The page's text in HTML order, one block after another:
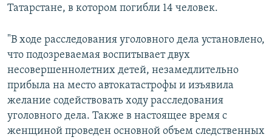
Татарстане, в котором погибли 14 человек.
"В ходе расследования уголовного дела установлено,
что подозреваемая воспитывает двух
несовершеннолетних детей, незамедлительно
прибыла на место автокатастрофы и изъявила
желание содействовать ходу расследования
уголовного дела. Также в настоящее время с
женщиной проведен основной объем следственных